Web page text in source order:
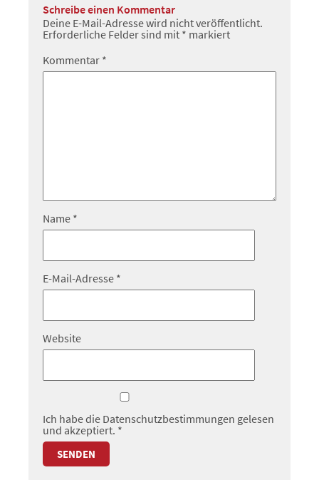
Schreibe einen Kommentar
Deine E-Mail-Adresse wird nicht veröffentlicht.
Erforderliche Felder sind mit * markiert
Kommentar *
Name *
E-Mail-Adresse *
Website
Ich habe die Datenschutzbestimmungen gelesen
und akzeptiert. *